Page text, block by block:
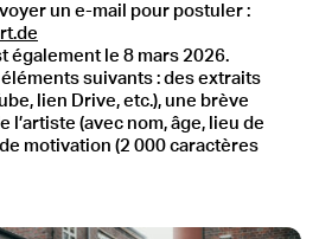
un e-mail pour postuler :
également le 8 mars 2026.
suivants : des extraits
lien Drive, etc.), une brève
l’artiste (avec nom, âge, lieu de
motivation (2 000 caractères